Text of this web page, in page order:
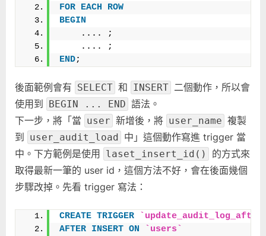
FOR EACH
ROW
BEGIN
    .... ;
    .... ;
END;
後面範例會有 SELECT 和 INSERT 二個動作，所以會
使用到 BEGIN ... END 語法。
下一步，將「當 user 新增後，將 user_name 複製
到 user_audit_load 中」這個動作寫進 trigger 當
中。下方範例是使用 laset_insert_id()
的方式來
取得最新一筆的 user id，這個方法不好，會在後面幾個
步驟改掉。先看 trigger 寫法：
CREATE TRIGGER
AFTER INSERT ON
`users`